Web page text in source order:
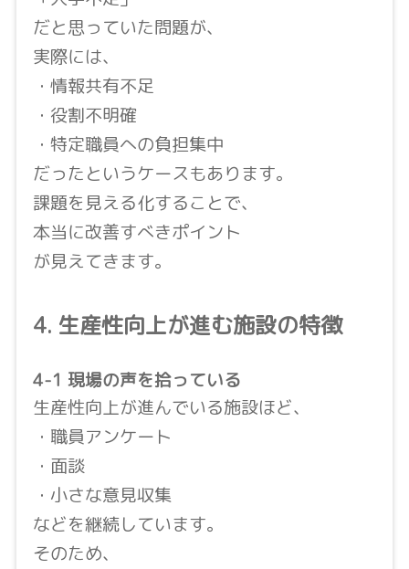
だと思っていた問題が、
実際には、
・情報共有不足
・役割不明確
・特定職員への負担集中
だったというケースもあります。
課題を見える化することで、
本当に改善すべきポイント
が見えてきます。
4. 生産性向上が進む施設の特徴
4-1 現場の声を拾っている
生産性向上が進んでいる施設ほど、
・職員アンケート
・面談
・小さな意見収集
などを継続しています。
そのため、